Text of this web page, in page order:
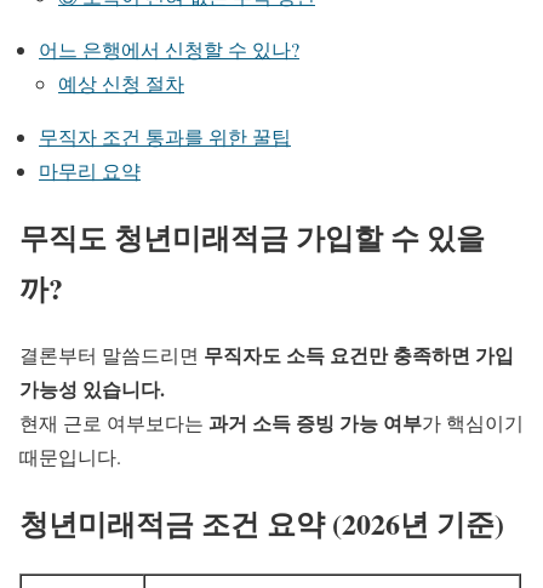
어느 은행에서 신청할 수 있나?
예상 신청 절차
무직자 조건 통과를 위한 꿀팁
마무리 요약
무직도 청년미래적금 가입할 수 있을
까?
결론부터 말씀드리면 무직자도 소득 요건만 충족하면 가입
가능성 있습니다.
현재 근로 여부보다는 과거 소득 증빙 가능 여부가 핵심이기
때문입니다.
청년미래적금 조건 요약 (2026년 기준)